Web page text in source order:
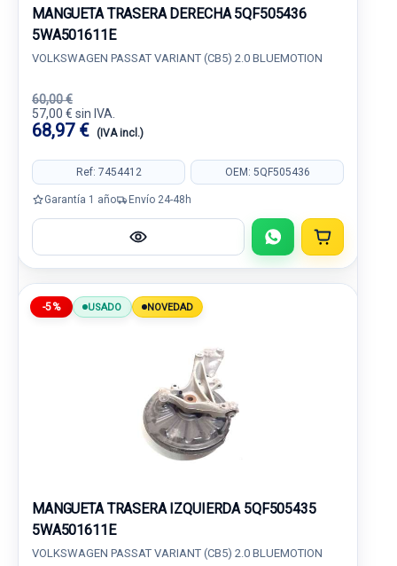
MANGUETA TRASERA DERECHA 5QF505436
5WA501611E
VOLKSWAGEN PASSAT VARIANT (CB5) 2.0 BLUEMOTION
60,00 €
57,00 € sin IVA.
68,97 € (IVA incl.)
Ref: 7454412 OEM: 5QF505436
Garantía 1 año Envío 24-48h
-5% USADO NOVEDAD
MANGUETA TRASERA IZQUIERDA 5QF505435
5WA501611E
VOLKSWAGEN PASSAT VARIANT (CB5) 2.0 BLUEMOTION